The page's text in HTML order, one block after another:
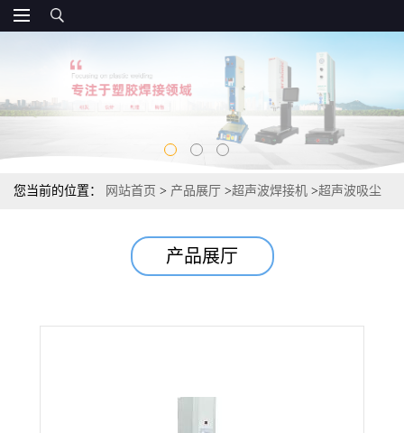
您当前的位置： 网站首页 > 产品展厅 >超声波焊接机 >超声波吸尘
产品展厅